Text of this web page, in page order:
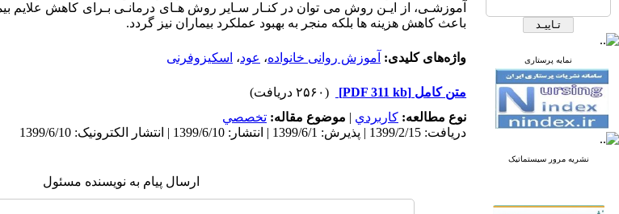
نمایه پرستاری
نشریه مرور سیستماتیک
آموزشـی، از ایـن روش می توان در کنـار سـایر روش هـای درمانـی بـرای کاهش علایم
باعث کاهش هزینه ها بلکه منجر به بهبود عملکرد بیماران نیز گردد.
واژه‌های کلیدی: آموزش روانی خانواده، عود، اسکیزوفرنی
متن کامل [PDF 311 kb]
(۲۵۶۰ دریافت)
نوع مطالعه: كاربردي | موضوع مقاله: تخصصي
دریافت: 1399/2/15 | پذیرش: 1399/6/1 | انتشار: 1399/6/10 | انتشار الکترونیک: 1399/6/10
ارسال پیام به نویسنده مسئول